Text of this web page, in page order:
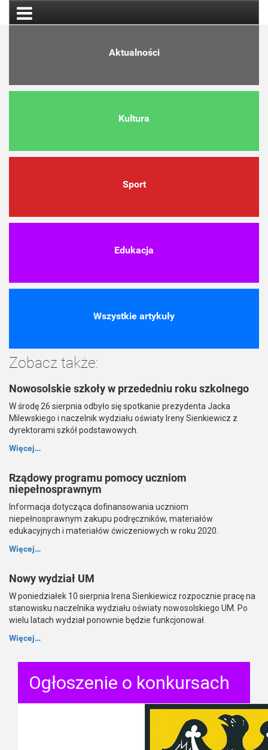
Aktualności
Kultura
Sport
Edukacja
Wszystkie artykuły
Zobacz także:
Nowosolskie szkoły w przededniu roku szkolnego
W środę 26 sierpnia odbyło się spotkanie prezydenta Jacka
Milewskiego i naczelnik wydziału oświaty Ireny Sienkiewicz z
dyrektorami szkół podstawowych.
Więcej…
Rządowy programu pomocy uczniom
niepełnosprawnym
Informacja dotycząca dofinansowania uczniom
niepełnosprawnym zakupu podręczników, materiałów
edukacyjnych i materiałów ćwiczeniowych w roku 2020.
Więcej…
Nowy wydział UM
W poniedziałek 10 sierpnia Irena Sienkiewicz rozpocznie pracę na
stanowisku naczelnika wydziału oświaty nowosolskiego UM. Po
wielu latach wydział ponownie będzie funkcjonował.
Więcej…
Ogłoszenie o konkursach